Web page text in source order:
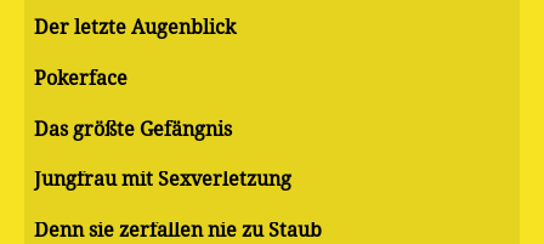
Der letzte Augenblick
Pokerface
Das größte Gefängnis
Jungfrau mit Sexverletzung
Denn sie zerfallen nie zu Staub